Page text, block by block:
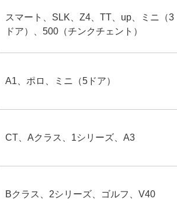
スマート、SLK、Z4、TT、up、ミニ（3
ドア）、500（チンクチェント）
A1、ポロ、ミニ（5ドア）
CT、Aクラス、1シリーズ、A3
Bクラス、2シリーズ、ゴルフ、V40